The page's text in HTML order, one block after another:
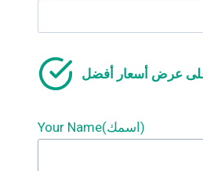
عرض أسعار أفضل
Your Name(اسمك)